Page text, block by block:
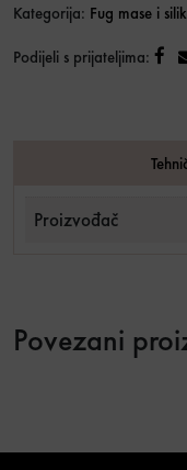
Kategorija: Fug mase i
Podijeli s prijateljima:
Proizvođač
Povezani